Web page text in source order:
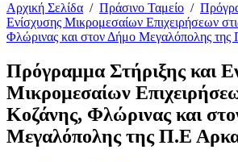
Αρχική Σελίδα / Πράσινο Ταμείο /
Ενίσχυσης Μικρομεσαίων Επιχειρήσεων
Φλώρινας και στον Δήμο Μεγαλόπολης
Πρόγραμμα Στήριξης και
Μικρομεσαίων
Κοζάνης, Φλώρινας και
Μεγαλόπολης της Π.Ε